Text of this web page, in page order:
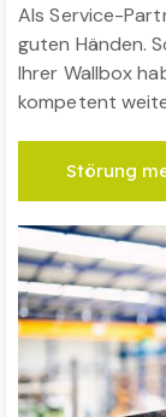
Als Service-
guten Händen.
Ihrer Wallbox
kompetent
Störung